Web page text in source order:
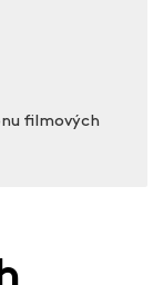
filmových